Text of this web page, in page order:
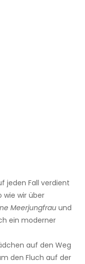
jeden Fall verdient
wie wir über
Meerjungfrau und
ein moderner
auf den Weg
den Fluch auf der